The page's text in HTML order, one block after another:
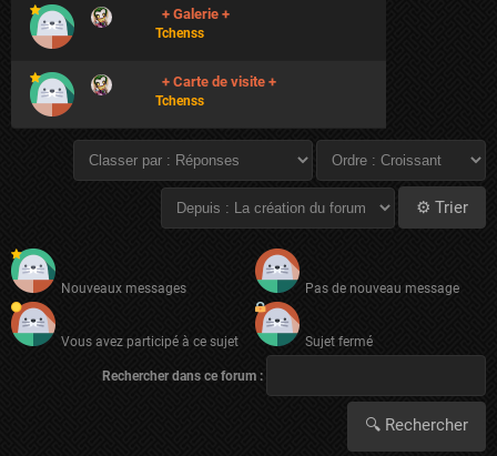
+ Galerie +
Tchenss
+ Carte de visite +
Tchenss
Nouveaux messages
Vous avez participé à ce sujet
Pas de nouveau message
Sujet fermé
Rechercher dans ce forum :